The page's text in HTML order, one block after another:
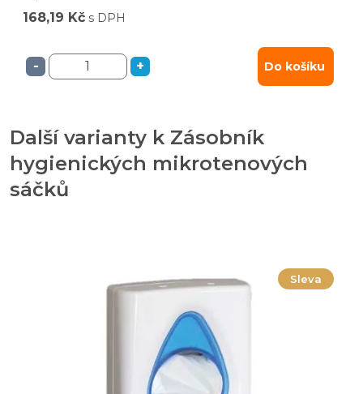
168,19 Kč s DPH
- + Do košíku
Další varianty k Zásobník
hygienických mikrotenových
sáčků
Sleva